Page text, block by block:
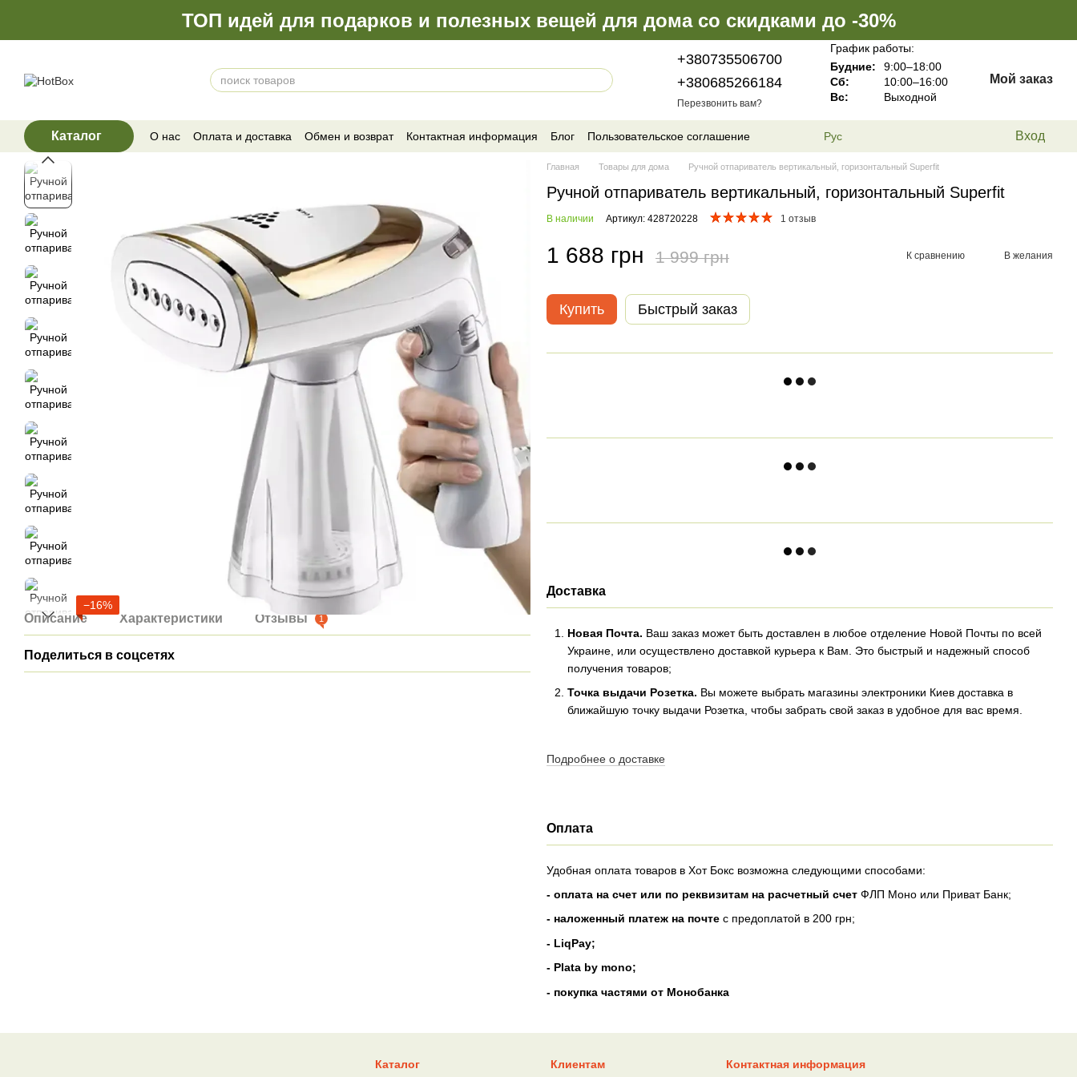
ТОП идей для подарков и полезных вещей для дома со скидками до -30%
+380735506700
+380685266184
Перезвонить вам?
График работы:
Будние:
9:00–18:00
Сб:
10:00–16:00
Вс:
Выходной
Мой заказ
Каталог О нас Оплата и доставка Обмен и возврат Контактная информация Блог
Пользовательское соглашение
Отзывы о магазине
Рус Вход
−16%
Описание Характеристики Отзывы 1
Поделиться в соцсетях
Главная Товары для дома Ручной отпариватель вертикальный, горизонтальный Superfit
Ручной отпариватель вертикальный, горизонтальный Superfit
В наличии Артикул: 428720228 1 отзыв
1 688 грн 1 999 грн К сравнению В желания
Купить Быстрый заказ
Доставка
Новая Почта. Ваш заказ может быть доставлен в любое отделение Новой Почты по всей
Украине, или осуществлено доставкой курьера к Вам. Это быстрый и надежный способ
получения товаров;
Точка выдачи Розетка. Вы можете выбрать магазины электроники Киев доставка в
ближайшую точку выдачи Розетка, чтобы забрать свой заказ в удобное для вас время.
Подробнее о доставке
Оплата
Удобная оплата товаров в Хот Бокс возможна следующими способами:
- оплата на счет или по реквизитам на расчетный счет ФЛП Моно или Приват Банк;
- наложенный платеж на почте с предоплатой в 200 грн;
- LiqPay;
- Plata by mono;
- покупка частями от Монобанка
Каталог Клиентам Контактная информация